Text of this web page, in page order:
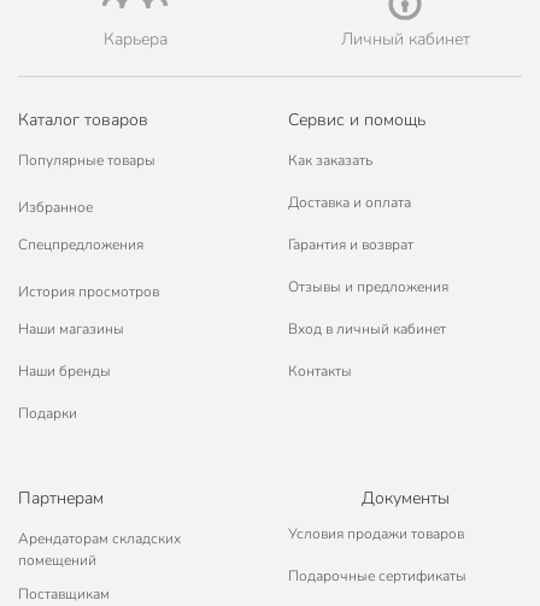
Карьера Личный кабинет
Каталог товаров
Популярные товары
Избранное
Спецпредложения
История просмотров
Наши магазины
Наши бренды
Подарки
Сервис и помощь
Как заказать
Доставка и оплата
Гарантия и возврат
Отзывы и предложения
Вход в личный кабинет
Контакты
Партнерам
Арендаторам складских
помещений
Поставщикам
Документы
Условия продажи товаров
Подарочные сертификаты